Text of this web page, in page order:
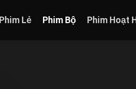
Phim Lẻ Phim Bộ Phim Hoạt